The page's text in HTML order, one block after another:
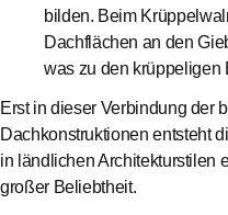
bilden. Beim
Dachflächen an den
was zu den krüppeligen
Erst in dieser Verbindung der
Dachkonstruktionen entsteht
in ländlichen Architekturstilen
großer Beliebtheit.